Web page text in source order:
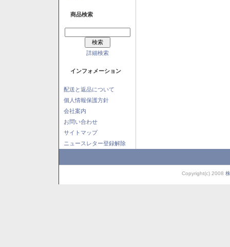
商品検索
詳細検索
インフォメーション
配送と返品について
個人情報保護方針
会社案内
お問い合わせ
サイトマップ
ニュースレター登録解除
Copyright(c) 2008